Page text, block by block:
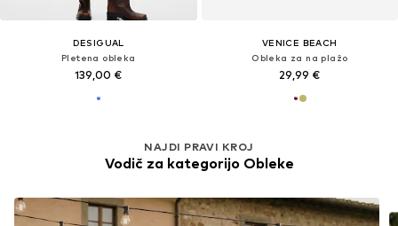
DESIGUAL
Pletena obleka
139,00 €
VENICE BEACH
Obleka za na plažo
29,99 €
NAJDI PRAVI KROJ
Vodič za kategorijo Obleke